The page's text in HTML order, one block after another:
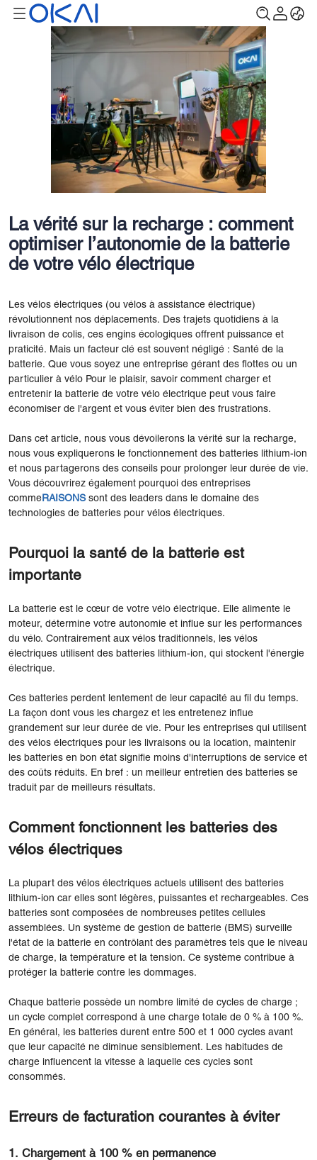
La vérité sur la recharge : comment
optimiser l’autonomie de la batterie
de votre vélo électrique
Les vélos électriques (ou vélos à assistance électrique)
révolutionnent nos déplacements. Des trajets quotidiens à la
livraison de colis, ces engins écologiques offrent puissance et
praticité. Mais un facteur clé est souvent négligé : Santé de la
batterie. Que vous soyez une entreprise gérant des flottes ou un
particulier à vélo Pour le plaisir, savoir comment charger et
entretenir la batterie de votre vélo électrique peut vous faire
économiser de l'argent et vous éviter bien des frustrations.
Dans cet article, nous vous dévoilerons la vérité sur la recharge,
nous vous expliquerons le fonctionnement des batteries lithium-ion
et nous partagerons des conseils pour prolonger leur durée de vie.
Vous découvrirez également pourquoi des entreprises
comme RAISONSsont des leaders dans le domaine des
technologies de batteries pour vélos électriques.
Pourquoi la santé de la batterie est
importante
La batterie est le cœur de votre vélo électrique. Elle alimente le
moteur, détermine votre autonomie et influe sur les performances
du vélo. Contrairement aux vélos traditionnels, les vélos
électriques utilisent des batteries lithium-ion, qui stockent l'énergie
électrique.
Ces batteries perdent lentement de leur capacité au fil du temps.
La façon dont vous les chargez et les entretenez influe
grandement sur leur durée de vie. Pour les entreprises qui utilisent
des vélos électriques pour les livraisons ou la location, maintenir
les batteries en bon état signifie moins d'interruptions de service et
des coûts réduits. En bref : un meilleur entretien des batteries se
traduit par de meilleurs résultats.
Comment fonctionnent les batteries des
vélos électriques
La plupart des vélos électriques actuels utilisent des batteries
lithium-ion car elles sont légères, puissantes et rechargeables. Ces
batteries sont composées de nombreuses petites cellules
assemblées. Un système de gestion de batterie (BMS) surveille
l'état de la batterie en contrôlant des paramètres tels que le niveau
de charge, la température et la tension. Ce système contribue à
protéger la batterie contre les dommages.
Chaque batterie possède un nombre limité de cycles de charge ;
un cycle complet correspond à une charge totale de 0 % à 100 %.
En général, les batteries durent entre 500 et 1 000 cycles avant
que leur capacité ne diminue sensiblement. Les habitudes de
charge influencent la vitesse à laquelle ces cycles sont
consommés.
Erreurs de facturation courantes à éviter
1. Chargement à 100 % en permanence